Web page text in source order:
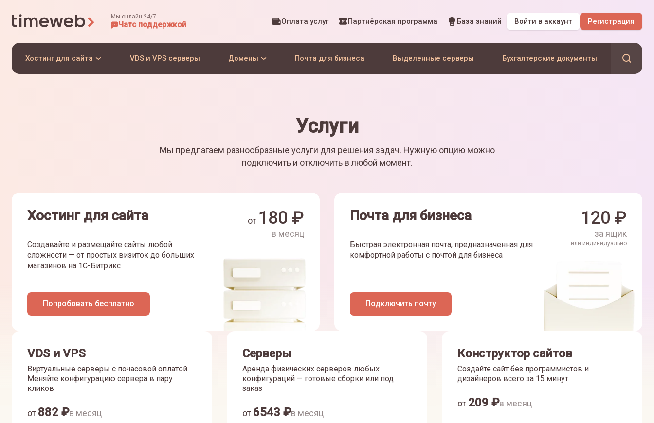
Мы онлайн 24/7
Чатс поддержкой Оплата услуг Партнёрская программа База знаний Войти в аккаунт Регистрация
Хостинг для сайта VDS и VPS серверы Домены Почта для бизнеса Выделенные серверы Бухгалтерские документы
Услуги
Мы предлагаем разнообразные услуги для решения задач. Нужную опцию можно
подключить и отключить в любой момент.
Хостинг для сайта
Создавайте и размещайте сайты любой
сложности — от простых визиток до больших
магазинов на 1С-Битрикс
Попробовать бесплатно
от 180 ₽
в месяц
Почта для бизнеса
Быстрая электронная почта, предназначенная для
комфортной работы с почтой для бизнеса
Подключить почту
120 ₽
за ящик
или индивидуально
VDS и VPS
Виртуальные серверы с почасовой оплатой.
Меняйте конфигурацию сервера в пару
кликов
от 882 ₽в месяц
Серверы
Аренда физических серверов любых
конфигураций — готовые сборки или под
заказ
от 6543 ₽в месяц
Конструктор сайтов
Создайте сайт без программистов и
дизайнеров всего за 15 минут
от 209 ₽в месяц